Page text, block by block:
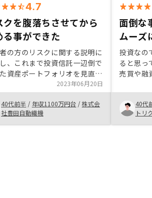
4.7
クを腹落ちさせてから
る事ができた
の方のリスクに関する説明に
、これまで投資信託一辺倒で
資産ポートフォリオを見直す
と判断し、計4件の物件を購入
もらいました。 自分の信頼
バレッジを発揮させ、老後の収
確保する事が必要と考えまし
プリも大変使いやすく、用
2023年06月20日
40代前半 / 年収1100万円台 /株式会
社豊田自動織機
面倒な
ムーズ
投資なの
ると思っ
売買や融
あまり
倒さを感
はITを
の手続き
に進める
40代
トリ